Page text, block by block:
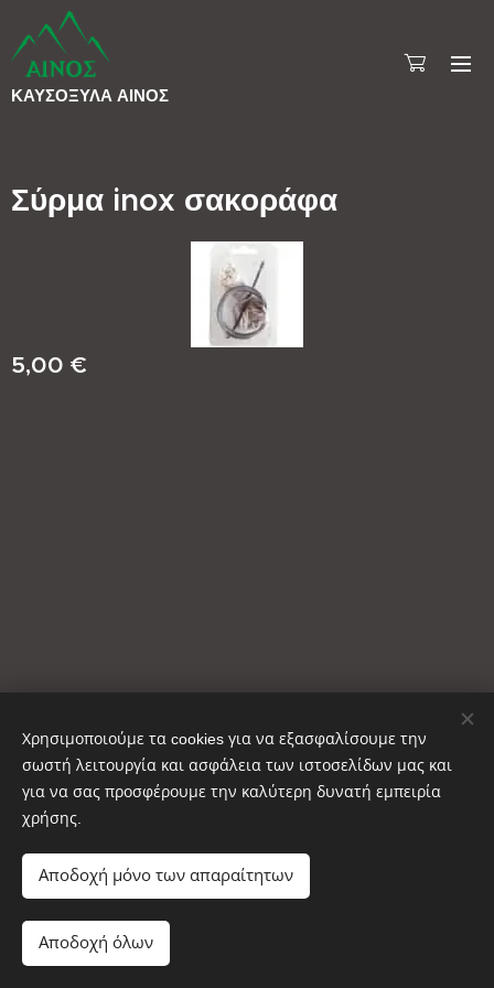
ΚΑΥΣΟΞΥΛΑ ΑΙΝΟΣ
Σύρμα inox σακοράφα
5,00 €
Copyright © ΚΑΥΣΟΞΥΛΑ ΑΙΝΟΣ 2025
Χρησιμοποιούμε τα cookies για να εξασφαλίσουμε την
σωστή λειτουργία και ασφάλεια των ιστοσελίδων μας και
για να σας προσφέρουμε την καλύτερη δυνατή εμπειρία
χρήσης.
Αποδοχή μόνο των απαραίτητων
Αποδοχή όλων